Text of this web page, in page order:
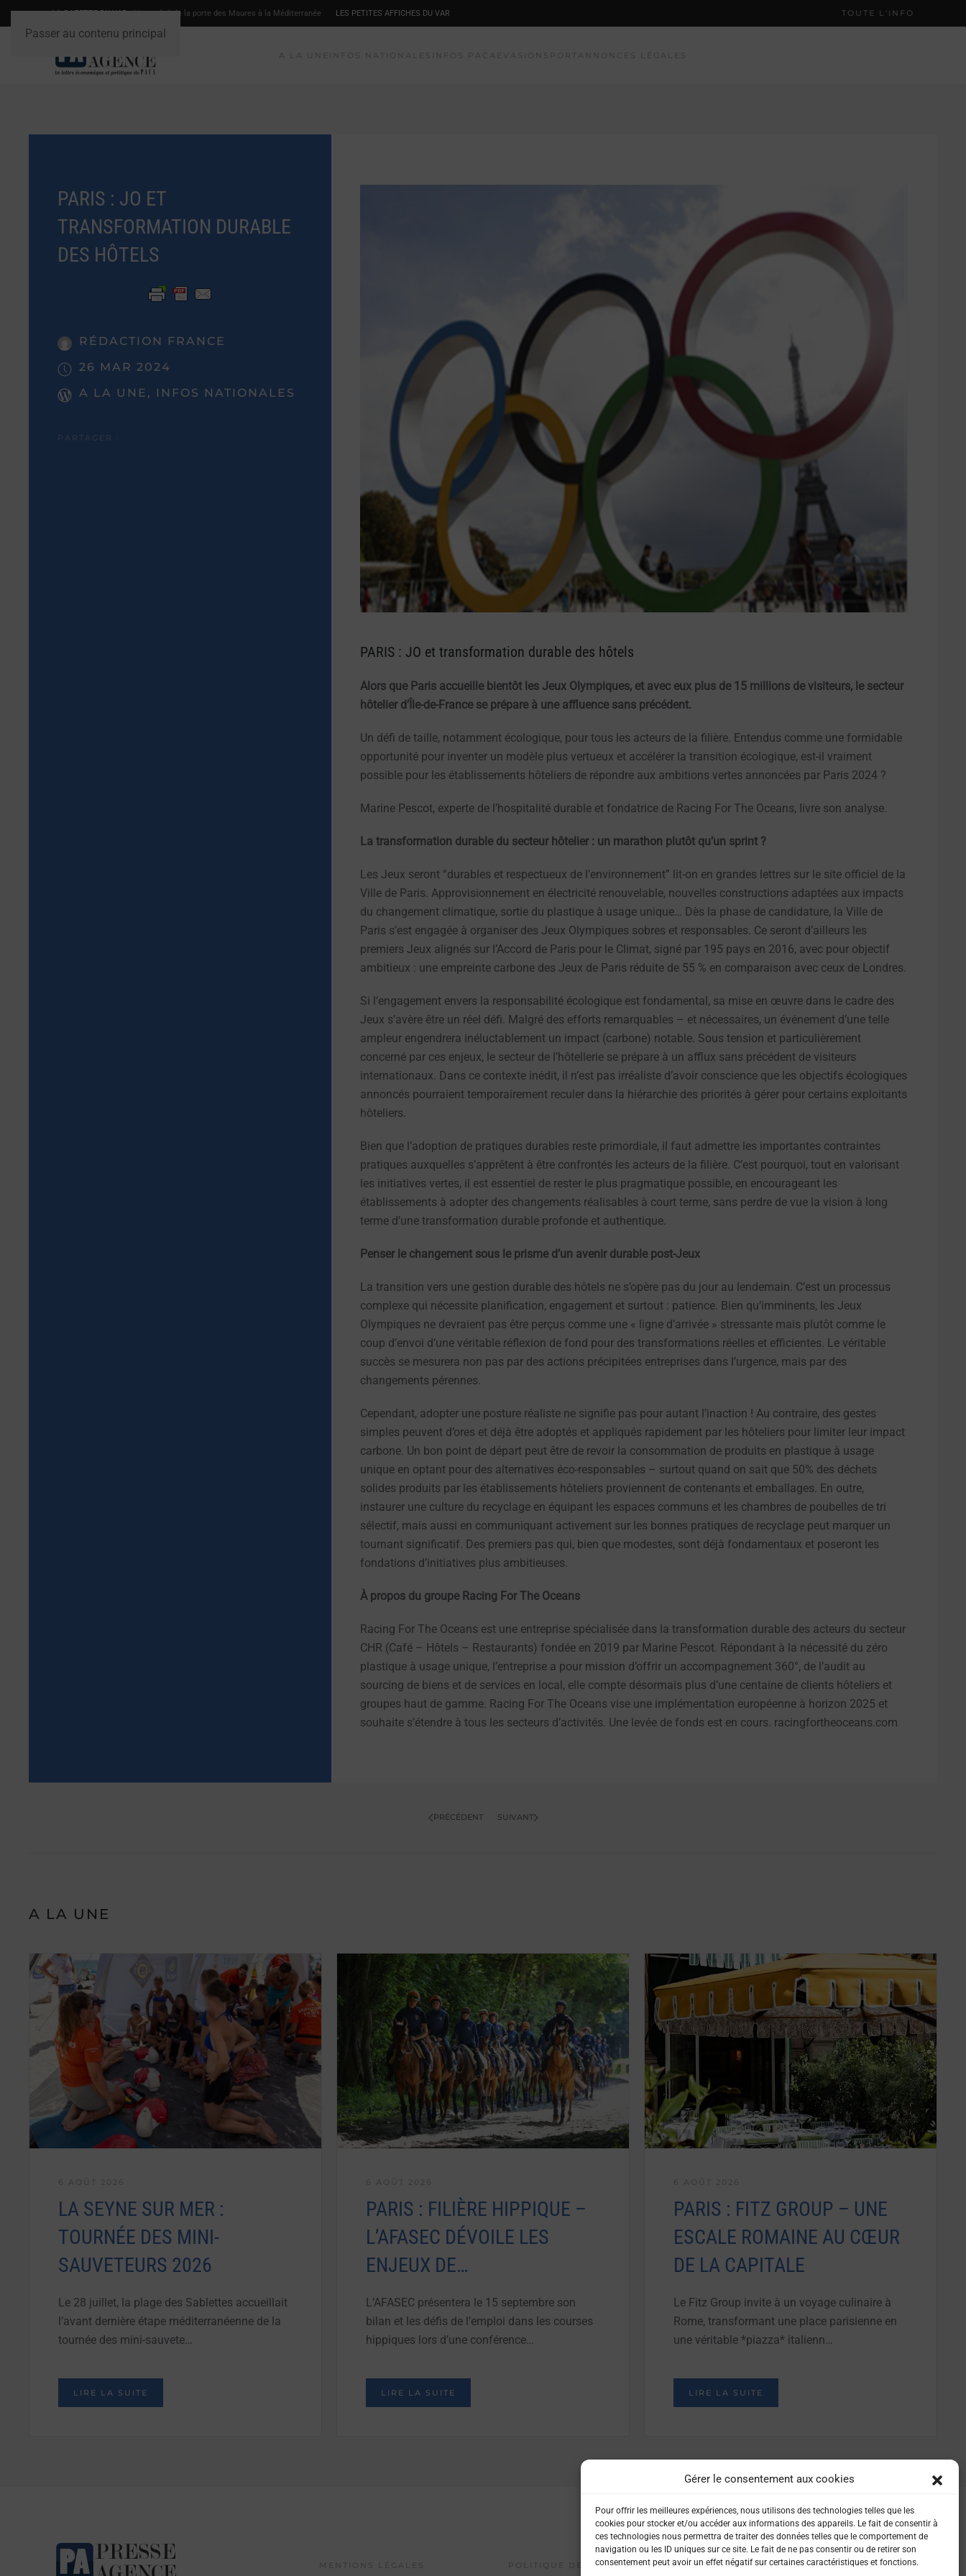
Gérer le consentement aux cookies
Pour offrir les meilleures expériences, nous utilisons des technologies telles que les
cookies pour stocker et/ou accéder aux informations des appareils. Le fait de consentir à
ces technologies nous permettra de traiter des données telles que le comportement de
navigation ou les ID uniques sur ce site. Le fait de ne pas consentir ou de retirer son
consentement peut avoir un effet négatif sur certaines caractéristiques et fonctions.
Passer au contenu principal
LA GAZETTE DU VAR- L'actualité de la porte des Maures à la Méditerranée LES PETITES AFFICHES DU VAR TOUTE L'INFO
PARIS : JO ET
TRANSFORMATION DURABLE
DES HÔTELS
RÉDACTION FRANCE
26 MAR 2024
A LA UNE, INFOS NATIONALES
PARIS : JO et transformation durable des hôtels
Alors que Paris accueille bientôt les Jeux Olympiques, et avec eux plus de 15 millions de visiteurs, le secteur
hôtelier d’Île-de-France se prépare à une affluence sans précédent.
Un défi de taille, notamment écologique, pour tous les acteurs de la filière. Entendus comme une formidable
opportunité pour inventer un modèle plus vertueux et accélérer la transition écologique, est-il vraiment
possible pour les établissements hôteliers de répondre aux ambitions vertes annoncées par Paris 2024 ?
Marine Pescot, experte de l’hospitalité durable et fondatrice de Racing For The Oceans, livre son analyse.
La transformation durable du secteur hôtelier : un marathon plutôt qu’un sprint ?
Les Jeux seront “durables et respectueux de l’environnement” lit-on en grandes lettres sur le site officiel de la
Ville de Paris. Approvisionnement en électricité renouvelable, nouvelles constructions adaptées aux impacts
du changement climatique, sortie du plastique à usage unique… Dès la phase de candidature, la Ville de
Paris s’est engagée à organiser des Jeux Olympiques sobres et responsables. Ce seront d’ailleurs les
premiers Jeux alignés sur l’Accord de Paris pour le Climat, signé par 195 pays en 2016, avec pour objectif
ambitieux : une empreinte carbone des Jeux de Paris réduite de 55 % en comparaison avec ceux de Londres.
Si l’engagement envers la responsabilité écologique est fondamental, sa mise en œuvre dans le cadre des
Jeux s’avère être un réel défi. Malgré des efforts remarquables – et nécessaires, un événement d’une telle
ampleur engendrera inéluctablement un impact (carbone) notable. Sous tension et particulièrement
concerné par ces enjeux, le secteur de l’hôtellerie se prépare à un afflux sans précédent de visiteurs
internationaux. Dans ce contexte inédit, il n’est pas irréaliste d’avoir conscience que les objectifs écologiques
annoncés pourraient temporairement reculer dans la hiérarchie des priorités à gérer pour certains exploitants
hôteliers.
Bien que l’adoption de pratiques durables reste primordiale, il faut admettre les importantes contraintes
pratiques auxquelles s’apprêtent à être confrontés les acteurs de la filière. C’est pourquoi, tout en valorisant
les initiatives vertes, il est essentiel de rester le plus pragmatique possible, en encourageant les
établissements à adopter des changements réalisables à court terme, sans perdre de vue la vision à long
terme d’une transformation durable profonde et authentique.
Penser le changement sous le prisme d’un avenir durable post-Jeux
La transition vers une gestion durable des hôtels ne s’opère pas du jour au lendemain. C’est un processus
complexe qui nécessite planification, engagement et surtout : patience. Bien qu’imminents, les Jeux
Olympiques ne devraient pas être perçus comme une « ligne d’arrivée » stressante mais plutôt comme le
coup d’envoi d’une véritable réflexion de fond pour des transformations réelles et efficientes. Le véritable
succès se mesurera non pas par des actions précipitées entreprises dans l’urgence, mais par des
changements pérennes.
Cependant, adopter une posture réaliste ne signifie pas pour autant l’inaction ! Au contraire, des gestes
simples peuvent d’ores et déjà être adoptés et appliqués rapidement par les hôteliers pour limiter leur impact
carbone. Un bon point de départ peut être de revoir la consommation de produits en plastique à usage
unique en optant pour des alternatives éco-responsables – surtout quand on sait que 50% des déchets
solides produits par les établissements hôteliers proviennent de contenants et emballages. En outre,
instaurer une culture du recyclage en équipant les espaces communs et les chambres de poubelles de tri
sélectif, mais aussi en communiquant activement sur les bonnes pratiques de recyclage peut marquer un
tournant significatif. Des premiers pas qui, bien que modestes, sont déjà fondamentaux et poseront les
fondations d’initiatives plus ambitieuses.
À propos du groupe Racing For The Oceans
Racing For The Oceans est une entreprise spécialisée dans la transformation durable des acteurs du secteur
CHR (Café – Hôtels – Restaurants) fondée en 2019 par Marine Pescot. Répondant à la nécessité du zéro
plastique à usage unique, l’entreprise a pour mission d’offrir un accompagnement 360°, de l’audit au
sourcing de biens et de services en local, elle compte désormais plus d’une centaine de clients hôteliers et
groupes haut de gamme. Racing For The Oceans vise une implémentation européenne à horizon 2025 et
souhaite s’étendre à tous les secteurs d’activités. Une levée de fonds est en cours. racingfortheoceans.com
PRÉCÉDENT SUIVANT
A LA UNE
LA SEYNE SUR MER :
TOURNÉE DES MINI-
SAUVETEURS 2026
Le 28 juillet, la plage des Sablettes accueillait
l’avant dernière étape méditerranéenne de la
tournée des mini-sauvete…
LIRE LA SUITE
PARIS : FILIÈRE HIPPIQUE –
L’AFASEC DÉVOILE LES
ENJEUX DE…
L’AFASEC présentera le 15 septembre son
bilan et les défis de l’emploi dans les courses
hippiques lors d’une conférence…
LIRE LA SUITE
PARIS : FITZ GROUP – UNE
ESCALE ROMAINE AU CŒUR
DE LA CAPITALE
Le Fitz Group invite à un voyage culinaire à
Rome, transformant une place parisienne en
une véritable *piazza* italienn…
LIRE LA SUITE
POLITIQUE DE CONFIDENTIALITÉ